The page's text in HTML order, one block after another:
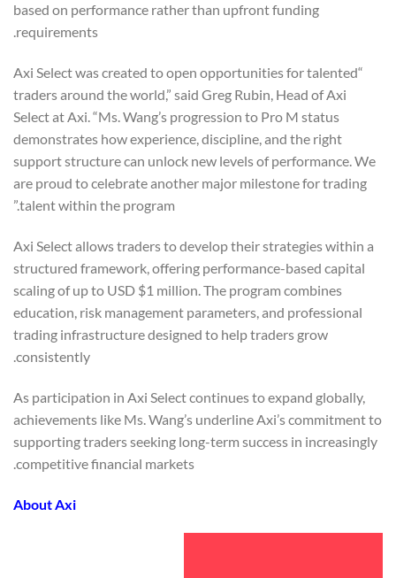
based on performance rather than upfront funding
requirements.
“Axi Select was created to open opportunities for talented
traders around the world,” said Greg Rubin, Head of Axi
Select at Axi. “Ms. Wang’s progression to Pro M status
demonstrates how experience, discipline, and the right
support structure can unlock new levels of performance. We
are proud to celebrate another major milestone for trading
talent within the program.”
Axi Select allows traders to develop their strategies within a
structured framework, offering performance-based capital
scaling of up to USD $1 million. The program combines
education, risk management parameters, and professional
trading infrastructure designed to help traders grow
consistently.
As participation in Axi Select continues to expand globally,
achievements like Ms. Wang’s underline Axi’s commitment to
supporting traders seeking long-term success in increasingly
competitive financial markets.
About Axi